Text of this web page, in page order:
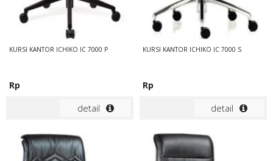
KURSI KANTOR ICHIKO IC 7000 P
Rp
detail
KURSI KANTOR ICHIKO IC 7000 S
Rp
detail